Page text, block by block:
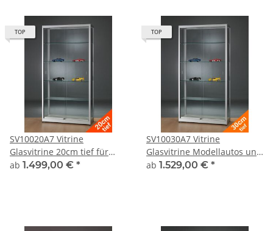
TOP
SV10020A7 Vitrine
Glasvitrine 20cm tief für
Modellautos und Figuren
ab 1.499,00 € *
TOP
SV10030A7 Vitrine
Glasvitrine Modellautos und
Figuren abschließbar Alu
ab 1.529,00 € *